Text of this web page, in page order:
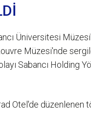
Üniversitesi
Müzesi'nde
Sabancı Holding
Otel'de